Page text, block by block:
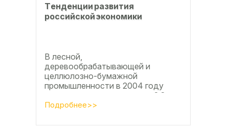
Тeндeнции paзвития
poccийcкoй экoнoмики
В лесной,
деревообрабатывающей и
целлюлозно-бумажной
промышленности в 2004 году
приросту производства на 2,8
процента во многом
подотраслей, продукция...
Подробнее>>